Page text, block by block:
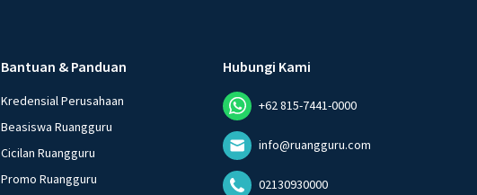
Bantuan & Panduan
Kredensial Perusahaan
Beasiswa Ruangguru
Cicilan Ruangguru
Promo Ruangguru
Hubungi Kami
+62 815-7441-0000
info@ruangguru.com
02130930000